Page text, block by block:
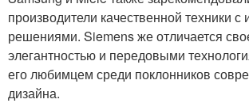
производители качественной техники
решениями. Siemens же отличается
элегантностью и передовыми
его любимцем среди поклонников
дизайна.